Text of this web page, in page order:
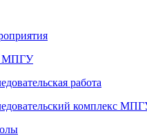
МПГУ
работа
комплекс